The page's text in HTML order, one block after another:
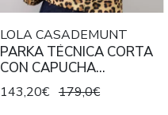
LOLA CASADEMUNT
PARKA TÉCNICA CORTA
CON CAPUCHA
ESTAMPADO ANIMAL
MARRÓN NEGRO
143,20€ 179,0€